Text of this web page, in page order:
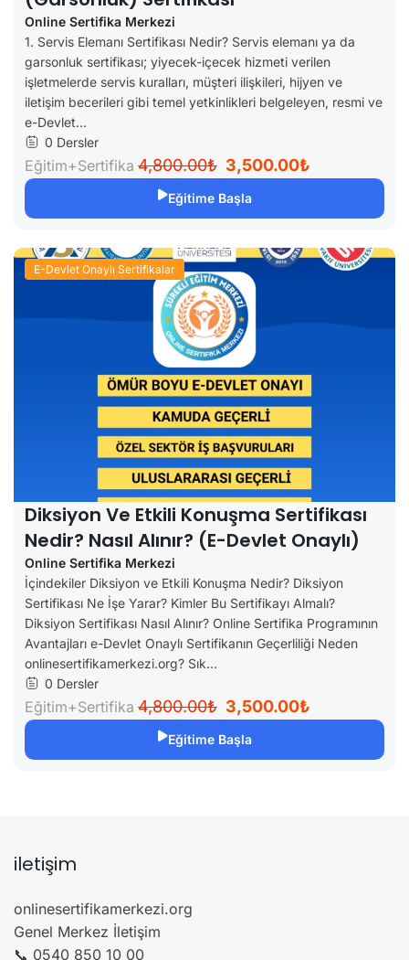
(Garsonluk) Sertifikası
Online Sertifika Merkezi
1. Servis Elemanı Sertifikası Nedir? Servis elemanı ya da
garsonluk sertifikası; yiyecek-içecek hizmeti verilen
işletmelerde servis kuralları, müşteri ilişkileri, hijyen ve
iletişim becerileri gibi temel yetkinlikleri belgeleyen, resmi ve
e-Devlet...
0 Dersler
Eğitim+Sertifika 4,800.00₺
Eğitime Başla
E-Devlet Onaylı Sertifikalar
Diksiyon Ve Etkili Konuşma Sertifikası
Nedir? Nasıl Alınır? (e-Devlet Onaylı)
Online Sertifika Merkezi
İçindekiler Diksiyon ve Etkili Konuşma Nedir? Diksiyon
Sertifikası Ne İşe Yarar? Kimler Bu Sertifikayı Almalı?
Diksiyon Sertifikası Nasıl Alınır? Online Sertifika Programının
Avantajları e-Devlet Onaylı Sertifikanın Geçerliliği Neden
onlinesertifikamerkezi.org? Sık...
0 Dersler
Eğitim+Sertifika 4,800.00₺
Eğitime Başla
onlinesertifikamerkezi.org
Genel Merkez İletişim